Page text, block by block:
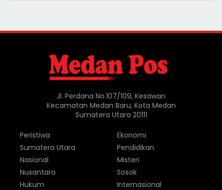
Jl. Perdana No.107/109, Kesawan
Kecamatan Medan Baru, Kota Medan
Sumatera Utara 20111
Peristiwa
Sumatera Utara
Nasional
Nusantara
Hukum
Ekonomi
Pendidikan
Misteri
Sosok
Internasional